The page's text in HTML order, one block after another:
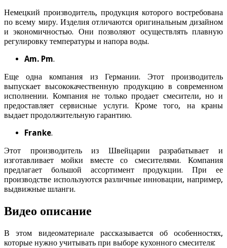
Немецкий производитель, продукция которого востребована
по всему миру. Изделия отличаются оригинальным дизайном
и экономичностью. Они позволяют осуществлять плавную
регулировку температуры и напора воды.
Am. Pm.
Еще одна компания из Германии. Этот производитель
выпускает высококачественную продукцию в современном
исполнении. Компания не только продает смесители, но и
предоставляет сервисные услуги. Кроме того, на краны
выдает продолжительную гарантию.
Franke.
Этот производитель из Швейцарии разрабатывает и
изготавливает мойки вместе со смесителями. Компания
предлагает большой ассортимент продукции. При ее
производстве используются различные инновации, например,
выдвижные шланги.
Видео описание
В этом видеоматериале рассказывается об особенностях,
которые нужно учитывать при выборе кухонного смесителя: